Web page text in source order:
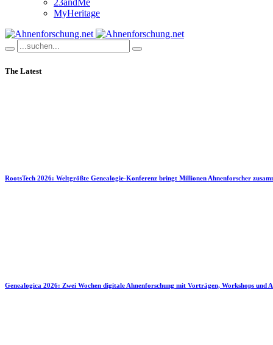
23andMe
MyHeritage
The Latest
RootsTech 2026: Weltgrößte Genealogie-Konferenz bringt Millionen Ahnenforscher
Genealogica 2026: Zwei Wochen digitale Ahnenforschung mit Vorträgen, Workshops und